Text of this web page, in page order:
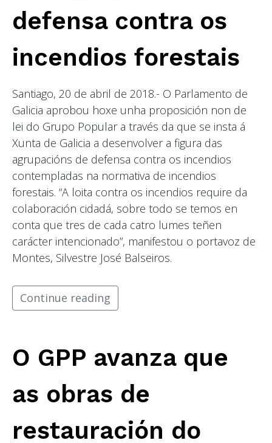
defensa contra os
incendios forestais
Santiago, 20 de abril de 2018.- O Parlamento de
Galicia aprobou hoxe unha proposición non de
lei do Grupo Popular a través da que se insta á
Xunta de Galicia a desenvolver a figura das
agrupacións de defensa contra os incendios
contempladas na normativa de incendios
forestais. “A loita contra os incendios require da
colaboración cidadá, sobre todo se temos en
conta que tres de cada catro lumes teñen
carácter intencionado”, manifestou o portavoz de
Montes, Silvestre José Balseiros.
Continue reading
O GPP avanza que
as obras de
restauración do